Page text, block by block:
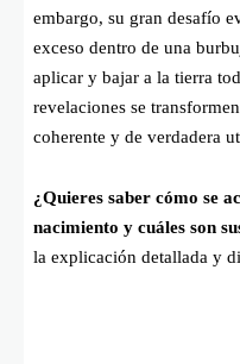
embargo, su gran desafío
exceso dentro de una
aplicar y bajar a la tierra
revelaciones se
coherente y de verdadera
¿Quieres saber cómo se
nacimiento y cuáles son
la explicación detallada y